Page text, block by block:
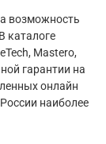
возможность
каталоге
Mastero,
гарантии на
онлайн
наиболее